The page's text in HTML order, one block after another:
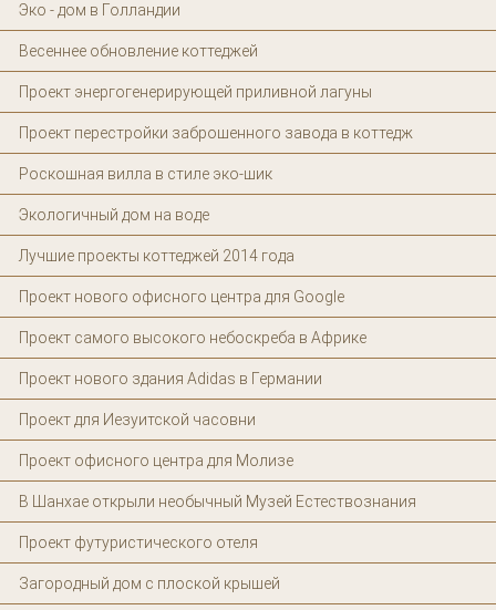
Эко - дом в Голландии
Весеннее обновление коттеджей
Проект энергогенерирующей приливной лагуны
Проект перестройки заброшенного завода в коттедж
Роскошная вилла в стиле эко-шик
Экологичный дом на воде
Лучшие проекты коттеджей 2014 года
Проект нового офисного центра для Google
Проект самого высокого небоскреба в Африке
Проект нового здания Adidas в Германии
Проект для Иезуитской часовни
Проект офисного центра для Молизе
В Шанхае открыли необычный Музей Естествознания
Проект футуристического отеля
Загородный дом с плоской крышей